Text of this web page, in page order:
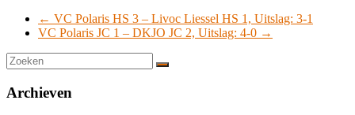
← VC Polaris HS 3 – Livoc Liessel HS 1, Uitslag: 3-1
VC Polaris JC 1 – DKJO JC 2, Uitslag: 4-0 →
Archieven